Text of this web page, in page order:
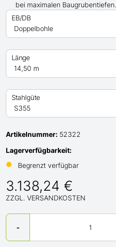
bei maximalen Baugrubentiefen.
EB/DB
Länge
Stahlgüte
Artikelnummer: 52322
Lagerverfügbarkeit:
●
Begrenzt verfügbar
3.138,24 €
ZZGL. VERSANDKOSTEN
-
Menge